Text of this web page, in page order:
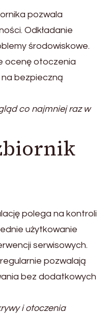
pozwala
Odkładanie
środowiskowe.
ocenę otoczenia
na bezpieczną
co najmniej raz w
polega na kontroli
użytkowanie
serwisowych.
pozwalają
bez dodatkowych
i otoczenia